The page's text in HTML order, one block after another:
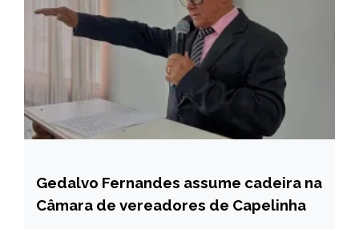
CAPELINHA
NOTÍCIAS
Gedalvo Fernandes assume cadeira na
Câmara de vereadores de Capelinha